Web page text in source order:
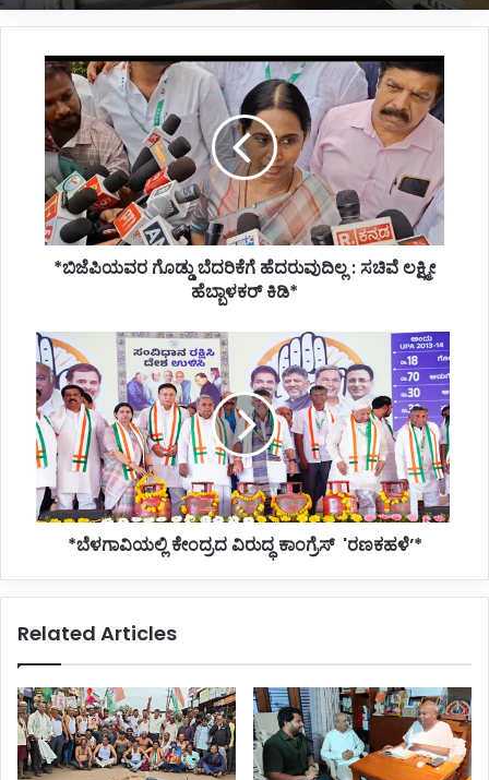
*ಬಿಜೆಪಿಯವರ
ಗೊಡ್ಡು
ಬೆದರಿಕೆಗೆ
ಹೆದರುವುದಿಲ್ಲ
ಸಚಿವೆ
ಹೆಬ್ಬಾಳಕರ್
*ಬಿಜೆಪಿಯವರ ಗೊಡ್ಡು ಬೆದರಿಕೆಗೆ ಹೆದರುವುದಿಲ್ಲ : ಸಚಿವೆ ಲಕ್ಷ್ಮೀ
ಹೆಬ್ಬಾಳಕರ್ ಕಿಡಿ*
*ಬೆಳಗಾವಿಯಲ್ಲಿ
ಕೇಂದ್ರದ
ವಿರುದ್ಧ
ಕಾಂಗ್ರೆಸ್‌
'ರಣಕಹಳೆʼ*
*ಬೆಳಗಾವಿಯಲ್ಲಿ ಕೇಂದ್ರದ ವಿರುದ್ಧ ಕಾಂಗ್ರೆಸ್‌ 'ರಣಕಹಳೆʼ*
Related Articles